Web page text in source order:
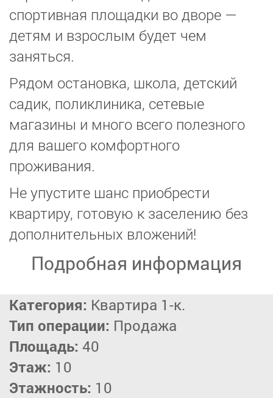
спортивная площадки во дворе —
детям и взрослым будет чем
заняться.
Рядом остановка, школа, детский
садик, поликлиника, сетевые
магазины и много всего полезного
для вашего комфортного
проживания.
Не упустите шанс приобрести
квартиру, готовую к заселению без
дополнительных вложений!
Подробная информация
Категория: Квартира 1-к.
Тип операции: Продажа
Площадь: 40
Этаж: 10
Этажность: 10